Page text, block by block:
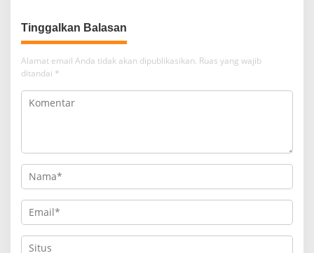
Tinggalkan Balasan
Alamat email Anda tidak akan dipublikasikan. Ruas yang wajib
ditandai *